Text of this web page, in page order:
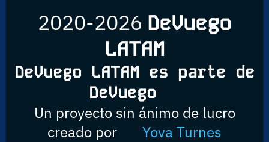
2020-2026 DeVuego
LATAM
DeVuego LATAM es parte de
DeVuego
Un proyecto sin ánimo de lucro
creado por
Yova Turnes